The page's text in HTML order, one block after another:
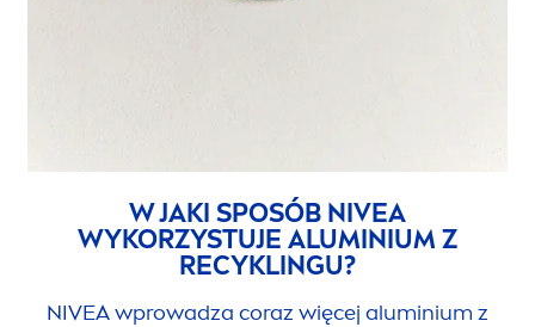
W JAKI SPOSÓB NIVEA
WYKORZYSTUJE ALUMINIUM Z
RECYKLINGU?
NIVEAwprowadza coraz więcej aluminium z